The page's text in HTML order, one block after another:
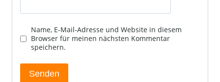
Name, E-Mail-Adresse und Website in diesem
Browser für meinen nächsten Kommentar
speichern.